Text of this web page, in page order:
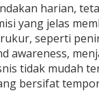
harian,
yang jelas
seperti
awareness,
tidak mudah
bersifat